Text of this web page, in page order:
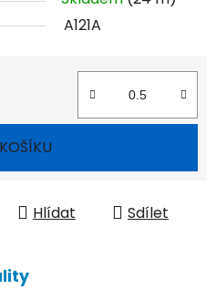
A121A
Hlídat Sdílet